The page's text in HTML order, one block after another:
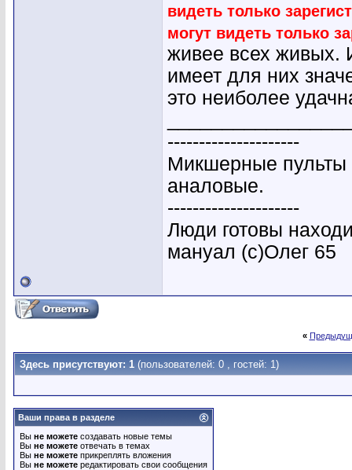
видеть только
могут видеть только
живее всех живых.
имеет для них
это неиболее
---------------------
Микшерные пульты
аналовые.
---------------------
Люди готовы
мануал (с)Олег 65
«
Здесь присутствуют: 1 (пользователей: 0 , гостей: 1)
Ваши права в разделе
Вы не можете создавать новые темы
Вы не можете отвечать в темах
Вы не можете прикреплять вложения
Вы не можете редактировать свои сообщения